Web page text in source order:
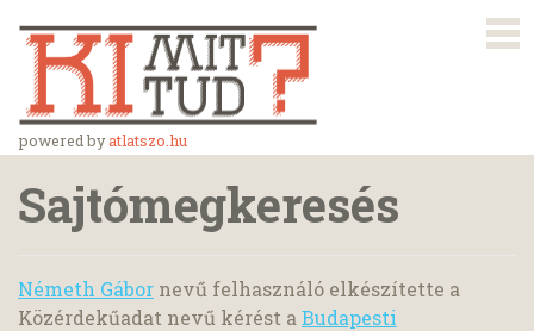
powered byatlatszo.hu
Sajtómegkeresés
Németh Gábor nevű felhasználó elkészítette a
Közérdekűadat nevű kérést a Budapesti